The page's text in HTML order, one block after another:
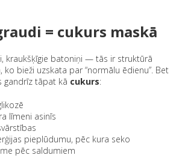
= cukurs maskā
kraukšķīgie batoniņi — tās ir struktūrā
bieži uzskata par “normālu ēdienu”. Bet
gandrīz tāpat kā cukurs:
līmeni asinīs
pieplūdumu, pēc kura seko
pēc saldumiem